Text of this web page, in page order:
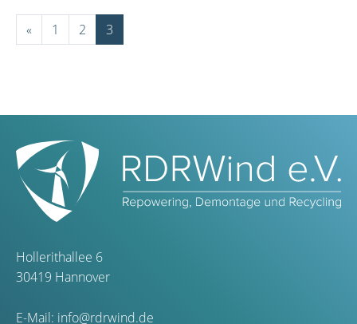
« 1 2 3
Hollerithallee 6
30419 Hannover
E-Mail: info@rdrwind.de